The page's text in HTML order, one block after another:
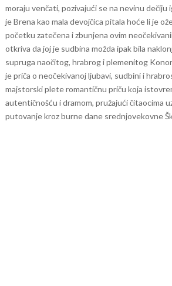
moraju venčati, pozivajući se na nevinu dečiju
je Brena kao mala devojčica pitala hoće li je
početku zatečena i zbunjena ovim
otkriva da joj je sudbina možda ipak bila
supruga naočitog, hrabrog i plemenitog
je priča o neočekivanoj ljubavi, sudbini i
majstorski plete romantičnu priču koja
autentičnošću i dramom, pružajući čitaocima
putovanje kroz burne dane srednjovekovne